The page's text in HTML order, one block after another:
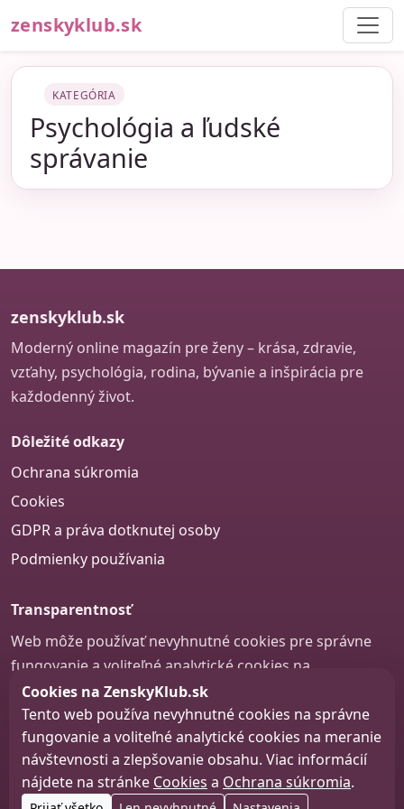
zenskyklub.sk
KATEGÓRIA
Psychológia a ľudské
správanie
zenskyklub.sk
Moderný online magazín pre ženy – krása, zdravie,
vzťahy, psychológia, rodina, bývanie a inšpirácia pre
každodenný život.
Dôležité odkazy
Ochrana súkromia
Cookies
GDPR a práva dotknutej osoby
Podmienky používania
Transparentnosť
Web môže používať nevyhnutné cookies pre správne
fungovanie a voliteľné analytické cookies na
zlepšovanie obsahu a používateľskej skúsenosti.
Nastavenie cookies
© 2026 zenskyklub.sk
Cookies na ZenskyKlub.sk
Tento web používa nevyhnutné cookies na správne
fungovanie a voliteľné analytické cookies na meranie
návštevnosti a zlepšovanie obsahu. Viac informácií
nájdete na stránke Cookies a Ochrana súkromia.